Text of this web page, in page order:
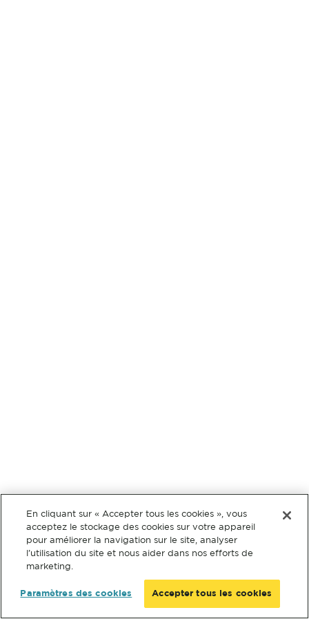
En cliquant sur « Accepter tous les cookies », vous
acceptez le stockage des cookies sur votre appareil
pour améliorer la navigation sur le site, analyser
l’utilisation du site et nous aider dans nos efforts de
marketing.
Paramètres des cookies Accepter tous les cookies